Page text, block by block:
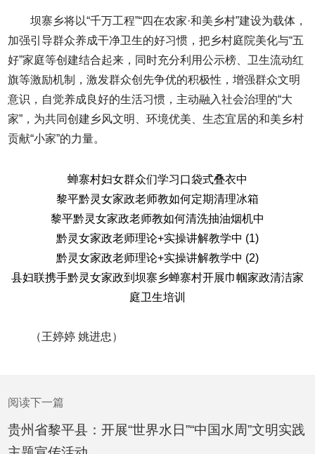
坝寨乡将以“千万工程”“四在农家·和美乡村”建设为载体，
加强引导群众养成干净卫生的好习惯，把乡村庭院美化与“五
好”家庭等创建结合起来，同时充分利用公示榜、卫生流动红
旗等激励机制，激发群众创先争优的积极性，增强群众文明
意识，自觉养成良好的生活习惯，主动融入社会治理的“大
家”，为共同创建乡风文明、环境优美、生态宜居的和美乡村
贡献“小家”的力量。
蝉寨村妇女群众们学习口袋式叠衣中
黎平黔灵女家政老师教如何定期清理冰箱
黎平黔灵女家政老师教如何清洗抽油烟机中
黔灵女家政老师理论+实操讲解教学中 (1)
黔灵女家政老师理论+实操讲解教学中 (2)
县妇联携手黔灵女家政到坝寨乡蝉寨村开展巾帼家政清洁家
庭卫生培训
（王婷婷 姚进忠）
阅读下一篇
贵州省黎平县：开展“世界水日”“中国水周”文明实践